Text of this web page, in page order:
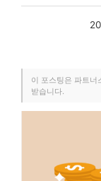
이 포스팅은 파트너
받습니다.